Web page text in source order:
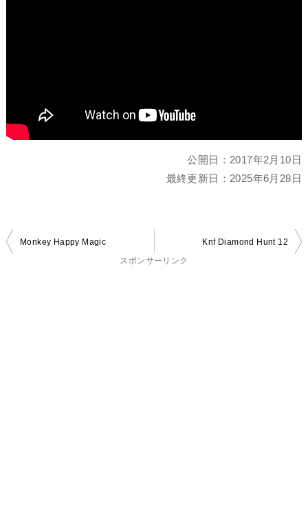
公開日： 2017年2月10日
最終更新日： 2025年6月28日
投
Monkey Happy Magic
Knf Diamond Hunt 12
スポンサーリンク